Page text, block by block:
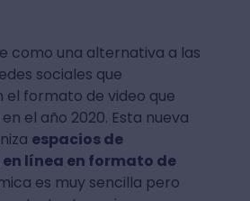
como una alternativa a las
sociales que
el formato de video que
el año 2020. Esta nueva
espacios de
línea en formato de
es muy sencilla pero